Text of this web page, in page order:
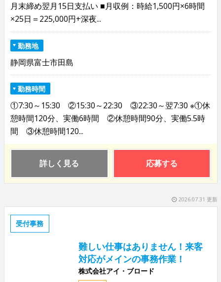
月末締め翌月15日支払い ■月収例：時給1,500円×6時間
×25日＝225,000円+深夜...
勤務地
静岡県富士市田島
勤務時間
①7:30～15:30 ②15:30～22:30 ③22:30～翌7:30 ※①休
憩時間120分、実働6時間 ②休憩時間90分、実働5.5時
間 ③休憩時間120...
詳しく見る 応募する
2026.07.31 更新
受付事務
難しい仕事はありません！来客
対応がメインの事務作業！
株式会社アイ・ブロード